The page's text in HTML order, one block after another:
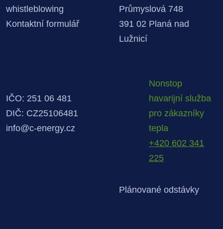
whistleblowing
Kontaktní formulář
Průmyslová 748
391 02 Planá nad
Lužnicí
IČO: 251 06 481
DIČ: CZ25106481
info@c-energy.cz
Nonstop
havarijní služba
pro zákazníky
tepla
+420 602 341
225
Plánované odstávky